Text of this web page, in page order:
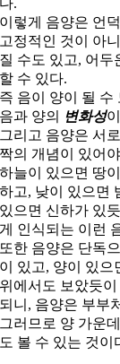
다.
이렇게 음양은 언
고정적인 것이 아
질 수도 있고, 어두
할 수 있다.
즉 음이 양이 될 수
음과 양의
변화성
그리고 음양은 서
짝의 개념이 있어
하늘이 있으면 땅
하고, 낮이 있으면
있으면 신하가 있
게 인식되는 이런
또한 음양은 단독
이 있고, 양이 있으
위에서도 보았듯
되니, 음양은 부부
그러므로 양 가운
도 볼 수 있는 것이